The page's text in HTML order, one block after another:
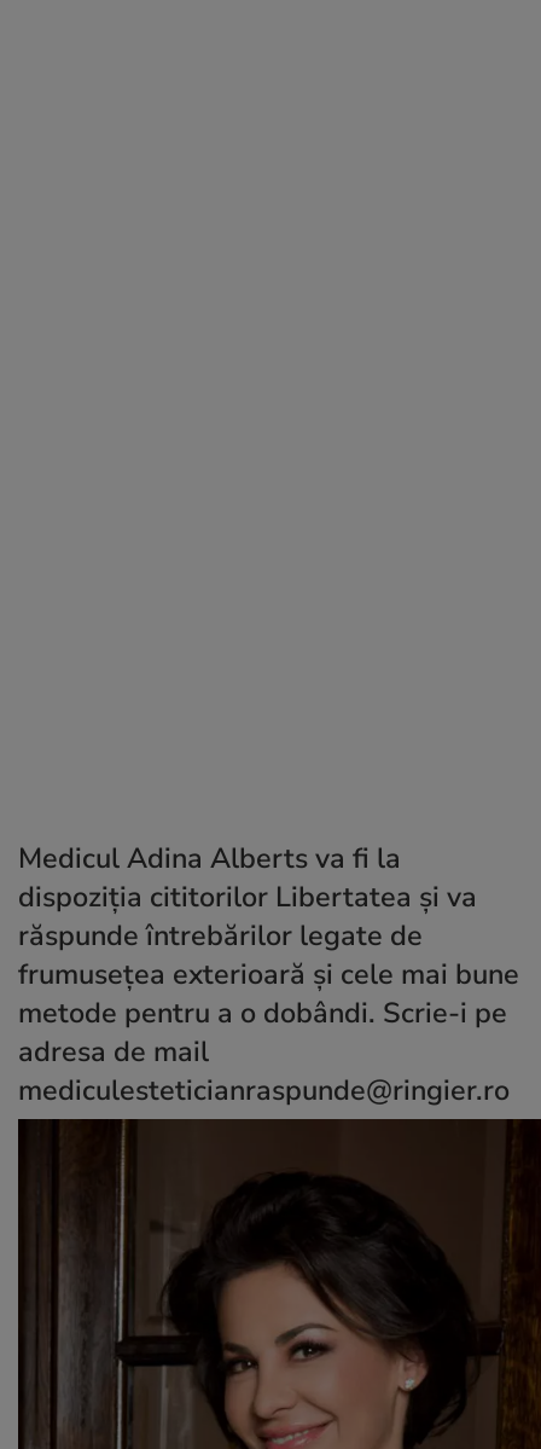
Medicul Adina Alberts va fi la
dispoziția cititorilor Libertatea și va
răspunde întrebărilor legate de
frumusețea exterioară și cele mai bune
metode pentru a o dobândi. Scrie-i pe
adresa de mail
mediculesteticianraspunde@ringier.ro